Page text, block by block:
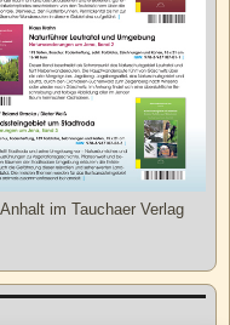
im Tauchaer Verlag